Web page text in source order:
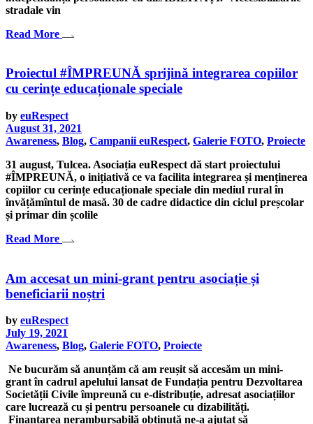
stradale vin
Read More
Proiectul #ÎMPREUNĂ sprijină integrarea copiilor
cu cerințe educaționale speciale
by euRespect
August 31, 2021
Awareness, Blog, Campanii euRespect, Galerie FOTO, Proiecte
31 august, Tulcea. Asociația euRespect dă start proiectului
#ÎMPREUNĂ, o inițiativă ce va facilita integrarea și menținerea
copiilor cu cerințe educaționale speciale din mediul rural în
învățămîntul de masă. 30 de cadre didactice din ciclul preșcolar
și primar din școlile
Read More
Am accesat un mini-grant pentru asociație și
beneficiarii noștri
by euRespect
July 19, 2021
Awareness, Blog, Galerie FOTO, Proiecte
Ne bucurăm să anunțăm că am reușit să accesăm un mini-
grant în cadrul apelului lansat de Fundația pentru Dezvoltarea
Societății Civile împreună cu e-distribuție, adresat asociațiilor
care lucrează cu și pentru persoanele cu dizabilități.
Finanțarea nerambursabilă obținută ne-a ajutat să